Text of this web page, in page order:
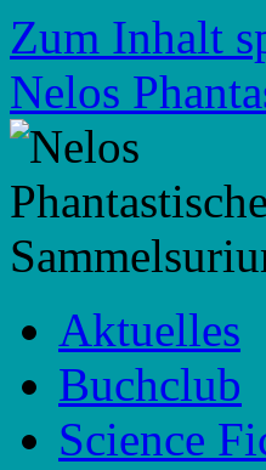
Zum Inhalt
Nelos
Aktuelles
Buchclub
Science